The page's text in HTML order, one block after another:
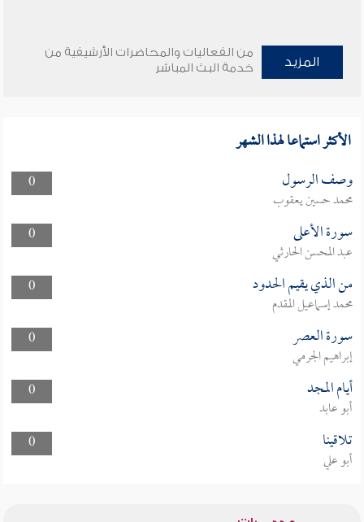
المزيد
من الفعاليات والمحاضرات الأرشيفية من
خدمة البث المباشر
الأكثر استماعا لهذا الشهر
0 وصف الرسول
محمد حسين يعقوب
0
سورة الأعلى
عبد المحسن الحارثي
0
من الذي يقيم الحدود
محمد إسماعيل المقدم
0
سورة العصر
إبراهيم الجرمي
0
أيام المجد
أبو عابد
0
تلاقينا
أبو علي